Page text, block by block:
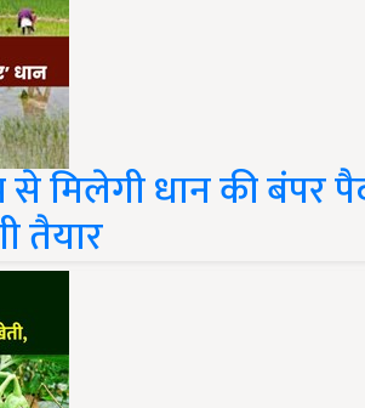
मिलेगी धान की बंपर
तैयार